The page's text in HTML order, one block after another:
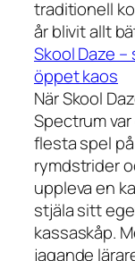
traditionell
år blivit allt
Skool Daze
öppet kaos
När Skool
Spectrum
flesta spel
rymdstrider
uppleva en
stjäla sitt
kassaskåp.
jagande